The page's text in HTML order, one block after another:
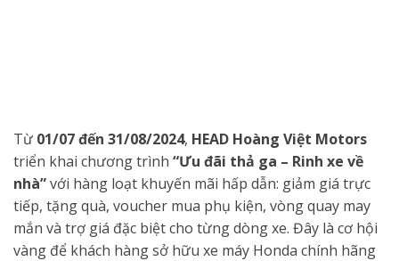
Từ 01/07 đến 31/08/2024, HEAD Hoàng Việt Motors
triển khai chương trình “Ưu đãi thả ga – Rinh xe về
nhà”với hàng loạt khuyến mãi hấp dẫn: giảm giá trực
tiếp, tặng quà, voucher mua phụ kiện, vòng quay may
mắn và trợ giá đặc biệt cho từng dòng xe. Đây là cơ hội
vàng để khách hàng sở hữu xe máy Honda chính hãng